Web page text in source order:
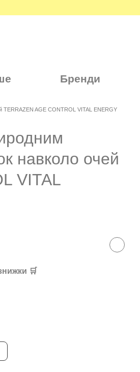
Бренди
AGE CONTROL VITAL ENERGY
навколо очей
VITAL
🛒